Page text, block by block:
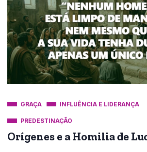
GRAÇA INFLUÊNCIA E LIDERANÇA
PREDESTINAÇÃO
Orígenes e a Homilia de